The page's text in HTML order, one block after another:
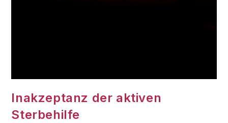
Inakzeptanz der aktiven
Sterbehilfe